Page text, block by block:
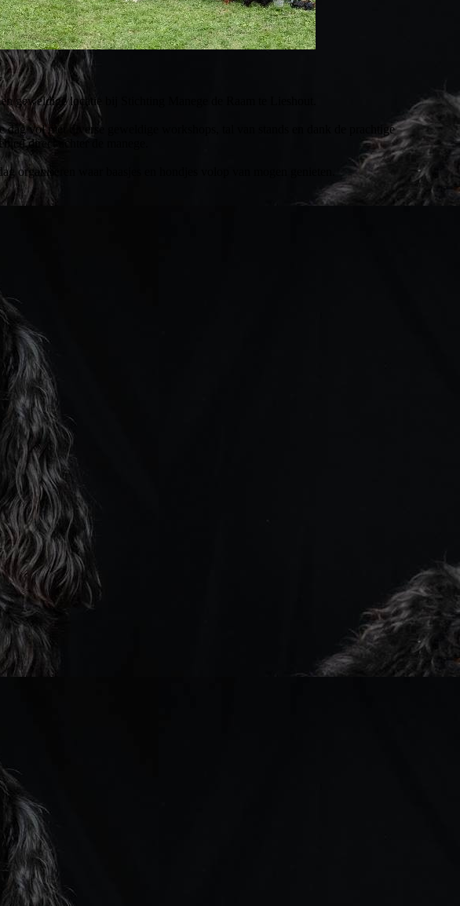
geweldige locatie bij Stichting Manege de Raam te Lieshout.
vol met diverse geweldige workshops, tal van stands en dank de prachtige
direct achter de manege.
organiseren waar baasjes en hondjes volop van mogen genieten.